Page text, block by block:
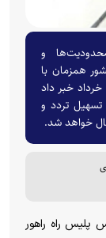
و
همزمان با
سالگرد ارتحال حضرت امام خمینی (ره) و قیام ۱۵ خرداد خبر داد
تردد و
خواهد شد.
پلیس راه راهور